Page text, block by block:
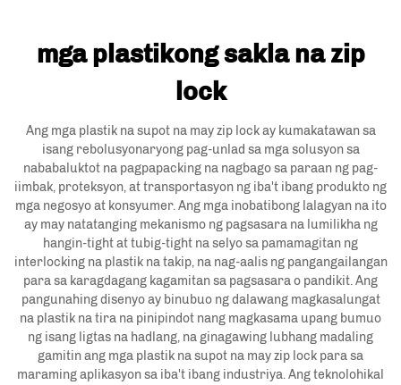
mga plastikong sakla na zip
lock
Ang mga plastik na supot na may zip lock ay kumakatawan sa
isang rebolusyonaryong pag-unlad sa mga solusyon sa
nababaluktot na pagpapacking na nagbago sa paraan ng pag-
iimbak, proteksyon, at transportasyon ng iba't ibang produkto ng
mga negosyo at konsyumer. Ang mga inobatibong lalagyan na ito
ay may natatanging mekanismo ng pagsasara na lumilikha ng
hangin-tight at tubig-tight na selyo sa pamamagitan ng
interlocking na plastik na takip, na nag-aalis ng pangangailangan
para sa karagdagang kagamitan sa pagsasara o pandikit. Ang
pangunahing disenyo ay binubuo ng dalawang magkasalungat
na plastik na tira na pinipindot nang magkasama upang bumuo
ng isang ligtas na hadlang, na ginagawing lubhang madaling
gamitin ang mga plastik na supot na may zip lock para sa
maraming aplikasyon sa iba't ibang industriya. Ang teknolohikal